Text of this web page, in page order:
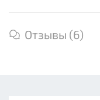
Отзывы (6)